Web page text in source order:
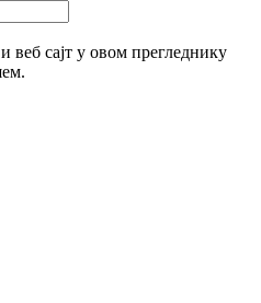
веб сајт у овом прегледнику